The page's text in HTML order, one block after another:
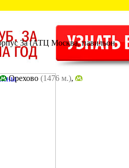
3а(АТЦ Москва, павильон
Орехово (1476 м.),